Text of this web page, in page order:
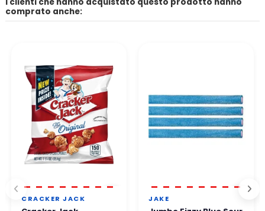
I clienti che hanno acquistato questo prodotto hanno
comprato anche:
CRACKER JACK JAKE